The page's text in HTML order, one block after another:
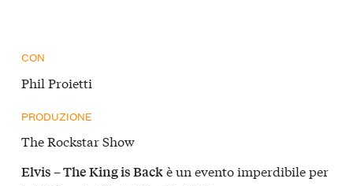
CON
Phil Proietti
PRODUZIONE
The Rockstar Show
Elvis – The King is Backè un evento imperdibile per